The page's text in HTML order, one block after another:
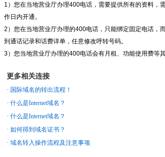
1）您在当地营业厅办理400电话，需要提供所有的资料
作日内开通。
2）您在当地营业厅办理的400电话，只能绑定固定电话，
到通话记录和话费详单，任意修改呼转号码。
3）您当地营业厅办理的400电话会有月租、功能使用费等
更多相关连接
· 国际域名的转出流程！
· 什么是Internet域名？
· 什么是Internet域名？
· 如何得到域名证书？
· 域名转入操作流程及注意事项